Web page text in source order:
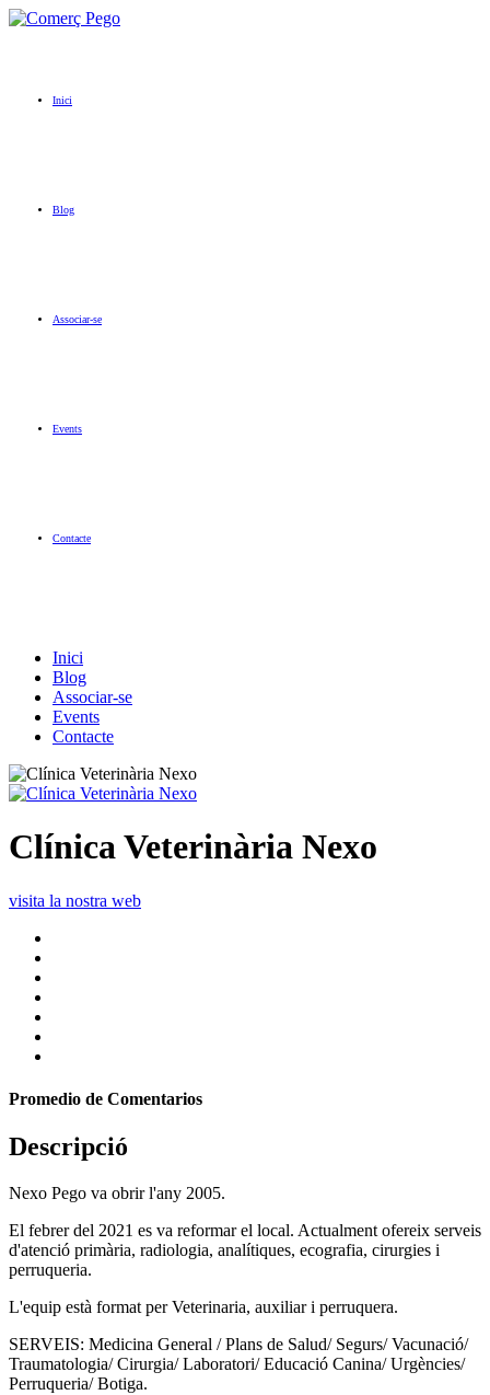
Inici
Blog
Associar-se
Events
Contacte
Inici
Blog
Associar-se
Events
Contacte
Clínica Veterinària Nexo
visita la nostra web
Promedio de Comentarios
Descripció
Nexo Pego va obrir l'any 2005.
El febrer del 2021 es va reformar el local. Actualment ofereix serveis
d'atenció primària, radiologia, analítiques, ecografia, cirurgies i
perruqueria.
L'equip està format per Veterinaria, auxiliar i perruquera.
SERVEIS: Medicina General / Plans de Salud/ Segurs/ Vacunació/
Traumatologia/ Cirurgia/ Laboratori/ Educació Canina/ Urgències/
Perruqueria/ Botiga.